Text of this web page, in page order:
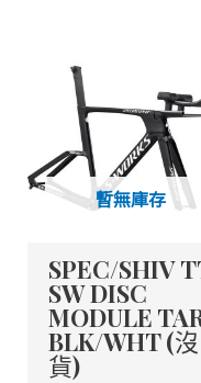
暫無庫存
SPEC/SHIV
SW DISC
MODULE
BLK/WHT (沒
貨)